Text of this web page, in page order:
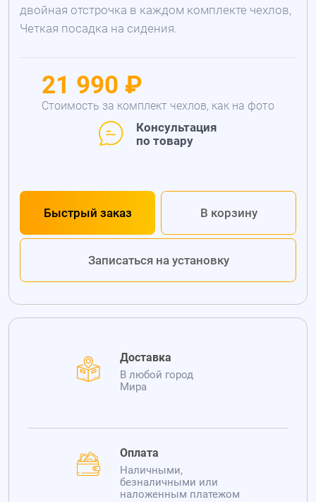
двойная отстрочка в каждом комплекте чехлов,
Четкая посадка на сидения.
21 990 ₽
Стоимость за комплект чехлов, как на фото
Консультация
по товару
Быстрый заказ В корзину
Записаться на установку
Доставка
В любой город
Мира
Оплата
Наличными,
безналичными или
наложенным платежом